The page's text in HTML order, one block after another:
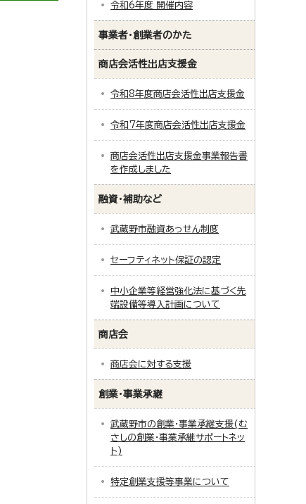
令和6年度_開催内容
事業者・創業者のかた
商店会活性出店支援金
令和8年度商店会活性出店支援金
令和7年度商店会活性出店支援金
商店会活性出店支援金事業報告書
を作成しました
融資・補助など
武蔵野市融資あっせん制度
セーフティネット保証の認定
中小企業等経営強化法に基づく先
端設備等導入計画について
商店会
商店会に対する支援
創業・事業承継
武蔵野市の創業・事業承継支援(む
さしの創業・事業承継サポートネッ
ト)
特定創業支援等事業について